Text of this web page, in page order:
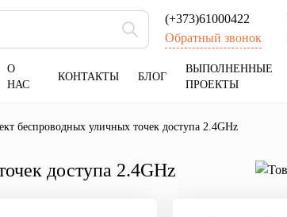
(+373)61000422
Обратный звонок
О
НАС
КОНТАКТЫ БЛОГ
ВЫПОЛНЕННЫЕ
ПРОЕКТЫ
беспроводных уличных точек доступа 2.4GHz
доступа 2.4GHz